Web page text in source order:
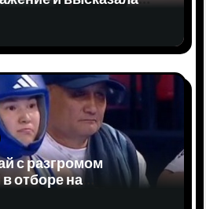
с разгромом
отборе на